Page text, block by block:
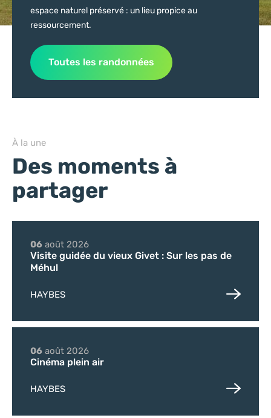
À la une
Des moments à
partager
06 août 2026
Visite guidée du vieux Givet : Sur les pas de
Méhul
HAYBES
06 août 2026
Cinéma plein air
HAYBES
espace naturel préservé : un lieu propice au
ressourcement.
Toutes les randonnées